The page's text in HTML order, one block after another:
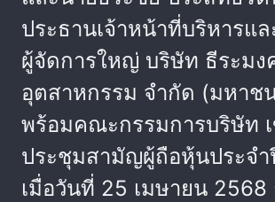
ประธานเจ้าหน้าที่บริหารแ
ผู้จัดการใหญ่ บริษัท ธีระมง
อุตสาหกรรม จำกัด (มหาช
พร้อมคณะกรรมการบริษัท
ประชุมสามัญผู้ถือหุ้นประจ
เมื่อวันที่ 25 เมษายน